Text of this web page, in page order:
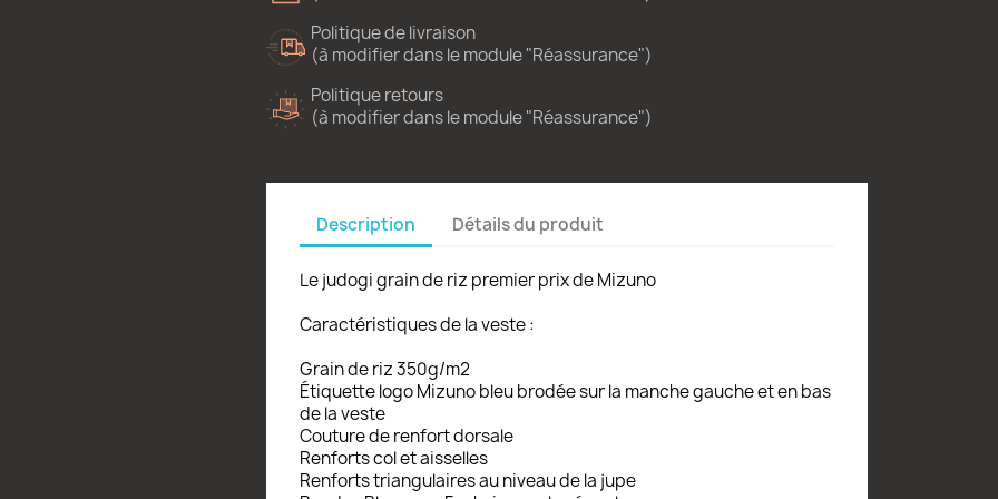
Politique de livraison
(à modifier dans le module "Réassurance")
Politique retours
(à modifier dans le module "Réassurance")
Description Détails du produit
Le judogi grain de riz premier prix de Mizuno
Caractéristiques de la veste :
Grain de riz 350g/m2
Étiquette logo Mizuno bleu brodée sur la manche gauche et en bas
de la veste
Couture de renfort dorsale
Renforts col et aisselles
Renforts triangulaires au niveau de la jupe